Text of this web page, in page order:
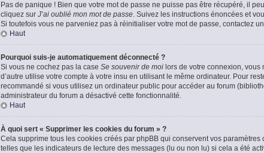
Pas de panique ! Bien que votre mot de passe ne puisse pas être récupéré, il
cliquez sur J’ai oublié mon mot de passe. Suivez les instructions énoncées et
Si toutefois vous ne parveniez pas à réinitialiser votre mot de passe, contactez
Haut
Pourquoi suis-je automatiquement déconnecté ?
Si vous ne cochez pas la case Se souvenir de moi lors de votre connexion,
d’autre utilise votre compte à votre insu en utilisant le même ordinateur. Pour
recommandé si vous utilisez un ordinateur public pour accéder au forum
administrateur du forum a désactivé cette fonctionnalité.
Haut
À quoi sert « Supprimer les cookies du forum » ?
Cela supprime tous les cookies créés par phpBB qui conservent vos
telles que les indicateurs de lecture des messages (lu ou non lu) si cela a été